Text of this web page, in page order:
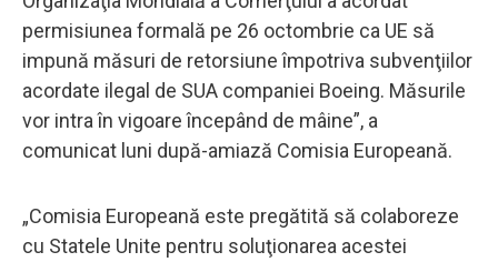
permisiunea formală pe 26 octombrie ca UE să
impună măsuri de retorsiune împotriva subvenţiilor
acordate ilegal de SUA companiei Boeing. Măsurile
vor intra în vigoare începând de mâine”, a
comunicat luni după-amiază Comisia Europeană.
„Comisia Europeană este pregătită să colaboreze
cu Statele Unite pentru soluţionarea acestei